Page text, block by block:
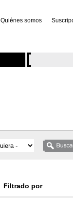
Quiénes somos
Filtrado por